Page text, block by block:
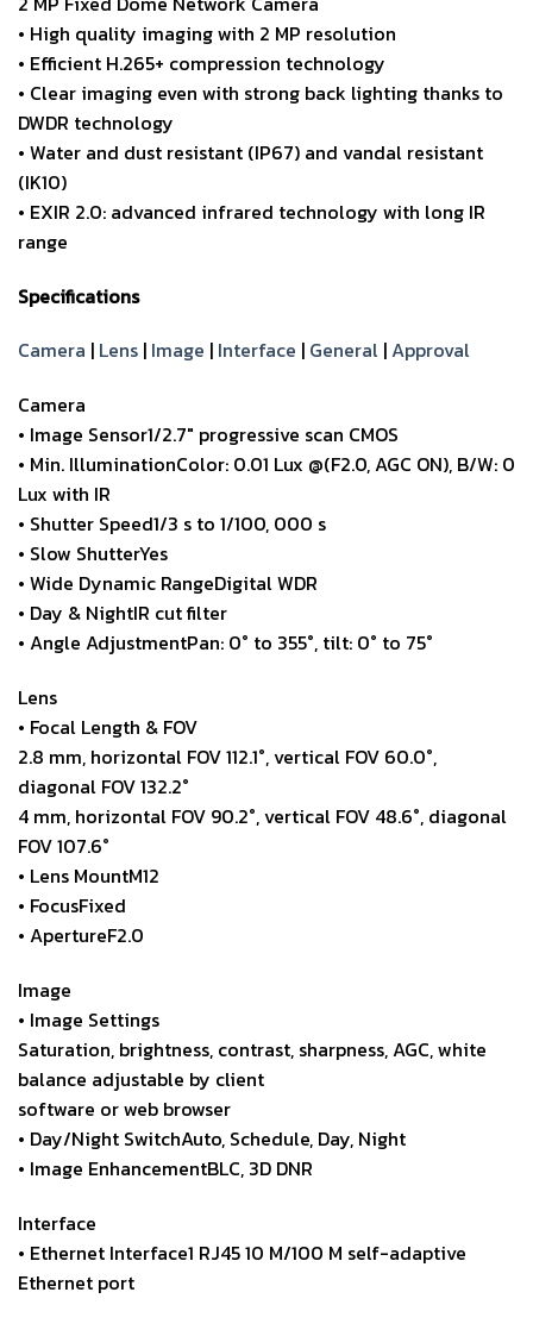
• High quality imaging with 2 MP resolution
• Efficient H.265+ compression technology
• Clear imaging even with strong back lighting thanks to
DWDR technology
• Water and dust resistant (IP67) and vandal resistant
(IK10)
• EXIR 2.0: advanced infrared technology with long IR
range
Specifications
Camera | Lens | Image | Interface | General |Approval
Camera
• Image Sensor1/2.7″ progressive scan CMOS
• Min. IlluminationColor: 0.01 Lux @(F2.0, AGC ON), B/W: 0
Lux with IR
• Shutter Speed1/3 s to 1/100, 000 s
• Slow ShutterYes
• Wide Dynamic RangeDigital WDR
• Day & NightIR cut filter
• Angle AdjustmentPan: 0° to 355°, tilt: 0° to 75°
Lens
• Focal Length & FOV
2.8 mm, horizontal FOV 112.1°, vertical FOV 60.0°,
diagonal FOV 132.2°
4 mm, horizontal FOV 90.2°, vertical FOV 48.6°, diagonal
FOV 107.6°
• Lens MountM12
• FocusFixed
• ApertureF2.0
Image
• Image Settings
Saturation, brightness, contrast, sharpness, AGC, white
balance adjustable by client
software or web browser
• Day/Night SwitchAuto, Schedule, Day, Night
• Image EnhancementBLC, 3D DNR
Interface
• Ethernet Interface1 RJ45 10 M/100 M self-adaptive
Ethernet port